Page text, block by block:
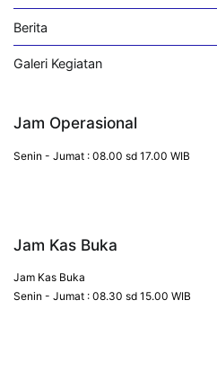
Berita
Galeri Kegiatan
Jam Operasional
Senin - Jumat : 08.00 sd 17.00 WIB
Jam Kas Buka
Jam Kas Buka
Senin - Jumat : 08.30 sd 15.00 WIB